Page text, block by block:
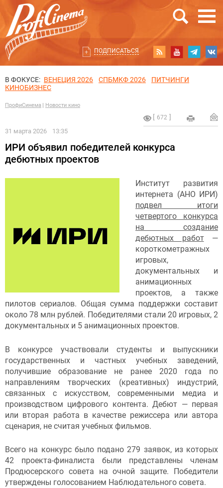
ПОДПИСАТЬСЯ
В ФОКУСЕ: ВЕНЕЦИЯ 2026 СПБМКФ 2026
ПИТЧИНГИ
КИНОБИЗНЕС
ПрофиСинема Новости кино
672
31 марта 2026 13:35
ИРИ объявил победителей конкурса
дебютных проектов
Институт развития
интернета (АНО ИРИ)
подвел итоги
четвертого конкурса
на создание
дебютных работ—
короткометражных
игровых,
документальных и
анимационных
проектов, а также
пилотов сериалов. Общая сумма поддержки составит
около 78 млн рублей. Победителями стали 20 игровых, 2
документальных и 5 анимационных проектов.
В конкурсе участвовали студенты и выпускники
государственных и частных учебных заведений,
получившие образование не ранее 2020 года по
направлениям творческих (креативных) индустрий,
связанных с искусством, современными медиа и
производством цифрового контента. Дебют — первая
или вторая работа в качестве режиссера или автора
сценария, не считая учебных фильмов.
Всего на конкурс было подано 279 заявок, из которых
42 проекта-финалиста были представлены членам
Продюсерского совета на очной защите. Победители
утверждены голосованием Наблюдательного совета.